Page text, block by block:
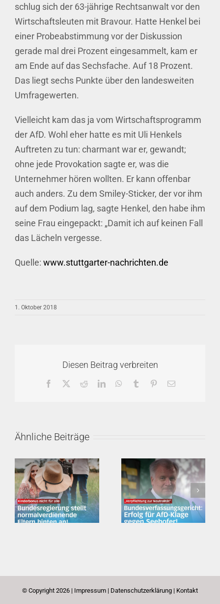
schlug sich der 63-jährige Rechtsanwalt vor den
Wirtschaftsleuten mit Bravour. Hatte Henkel bei
einer Probeabstimmung vor der Diskussion
gerade mal drei Prozent eingesammelt, kam er
am Ende auf das Sechsfache. Auf 18 Prozent.
Das liegt sechs Punkte über den landesweiten
Umfragewerten.
Vielleicht kam das ja vom Wirtschaftsprogramm
der AfD. Wohl eher hatte es mit Uli Henkels
Auftreten zu tun: charmant war er, gewandt;
ohne jede Provokation sagte er, was die
Unternehmer hören wollten. Er kann offenbar
auch anders. Zu dem Smiley-Sticker, der vor ihm
auf dem Podium lag, sagte Henkel, den habe ihm
seine Frau eingepackt: „Damit ich auf keinen Fall
das Lächeln vergesse.
Quelle: www.stuttgarter-nachrichten.de
1. Oktober 2018
Diesen Beitrag verbreiten
Facebook RedditLinkedInWhatsApp
Tumblr Pinterest
E-
Ähnliche Beiträge
© Copyright 2026 | Impressum | Datenschutzerklärung | Kontakt